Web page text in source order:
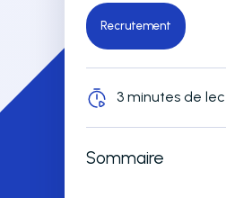
Recrutement
3 minutes de
Sommaire